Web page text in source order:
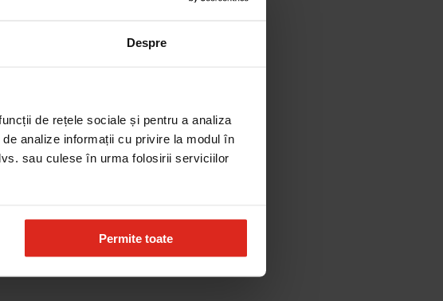
Despre
de rețele sociale și pentru a analiza
analize informații cu privire la modul în
sau culese în urma folosirii serviciilor
Permite toate